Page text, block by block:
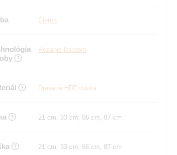
Čierna
Rezanie laserom
Drevená HDF doska
21 cm, 33 cm, 66 cm, 87 cm
21 cm, 33 cm, 66 cm, 87 cm